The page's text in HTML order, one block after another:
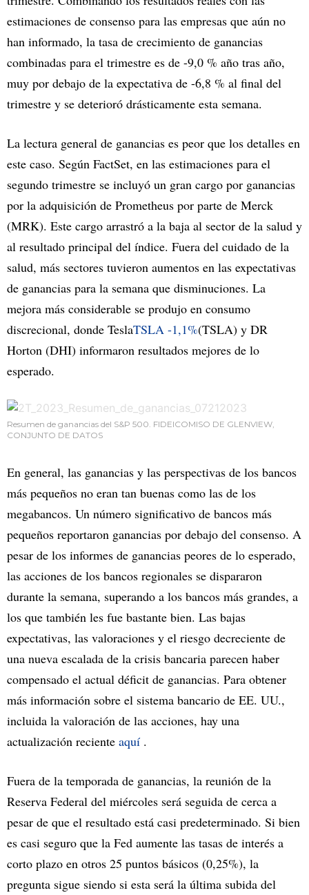
estimaciones de consenso para las empresas que aún no
han informado, la tasa de crecimiento de ganancias
combinadas para el trimestre es de -9,0 % año tras año,
muy por debajo de la expectativa de -6,8 % al final del
trimestre y se deterioró drásticamente esta semana.
La lectura general de ganancias es peor que los detalles en
este caso. Según FactSet, en las estimaciones para el
segundo trimestre se incluyó un gran cargo por ganancias
por la adquisición de Prometheus por parte de Merck
(MRK). Este cargo arrastró a la baja al sector de la salud y
al resultado principal del índice. Fuera del cuidado de la
salud, más sectores tuvieron aumentos en las expectativas
de ganancias para la semana que disminuciones. La
mejora más considerable se produjo en consumo
discrecional, donde TeslaTSLA -1,1%(TSLA) y DR
Horton (DHI) informaron resultados mejores de lo
esperado.
Resumen de ganancias del S&P 500. FIDEICOMISO DE GLENVIEW,
CONJUNTO DE DATOS
En general, las ganancias y las perspectivas de los bancos
más pequeños no eran tan buenas como las de los
megabancos. Un número significativo de bancos más
pequeños reportaron ganancias por debajo del consenso. A
pesar de los informes de ganancias peores de lo esperado,
las acciones de los bancos regionales se dispararon
durante la semana, superando a los bancos más grandes, a
los que también les fue bastante bien. Las bajas
expectativas, las valoraciones y el riesgo decreciente de
una nueva escalada de la crisis bancaria parecen haber
compensado el actual déficit de ganancias. Para obtener
más información sobre el sistema bancario de EE. UU.,
incluida la valoración de las acciones, hay una
actualización reciente aquí .
Fuera de la temporada de ganancias, la reunión de la
Reserva Federal del miércoles será seguida de cerca a
pesar de que el resultado está casi predeterminado. Si bien
es casi seguro que la Fed aumente las tasas de interés a
corto plazo en otros 25 puntos básicos (0,25%), la
pregunta sigue siendo si esta será la última subida del